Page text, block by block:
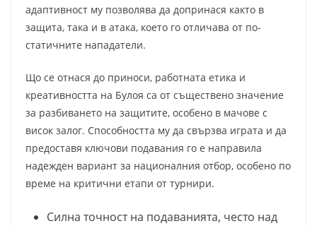
адаптивност му позволява да допринася както в
защита, така и в атака, което го отличава от по-
статичните нападатели.
Що се отнася до приноси, работната етика и
креативността на Булоя са от съществено значение
за разбиването на защитите, особено в мачове с
висок залог. Способността му да свързва играта и да
предоставя ключови подавания го е направила
надежден вариант за националния отбор, особено по
време на критични етапи от турнири.
Силна точност на подаванията, често над